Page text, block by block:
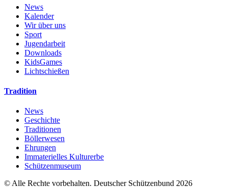
News
Kalender
Wir über uns
Sport
Jugendarbeit
Downloads
KidsGames
Lichtschießen
Tradition
News
Geschichte
Traditionen
Böllerwesen
Ehrungen
Immaterielles Kulturerbe
Schützenmuseum
© Alle Rechte vorbehalten. Deutscher Schützenbund 2026